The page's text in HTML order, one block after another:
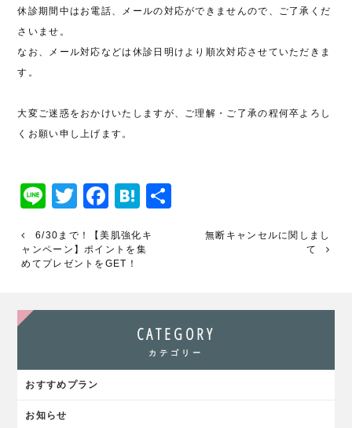
休診期間中はお電話、メールの対応ができませんので、ご了承くだ
さいませ。
なお、メール対応などは休診日明けより順次対応させていただきま
す。
大変ご迷惑をおかけいたしますが、ご理解・ご了承の程何卒よろし
くお願い申し上げます。
LineTwitter
Facebook
Hatena
6/30まで！【美肌強化キ
ャンペーン】ポイントを集
めてプレゼントをGET！
無断キャンセルに関しまし
て
CATEGORY
カテゴリー
おすすめプラン
お知らせ